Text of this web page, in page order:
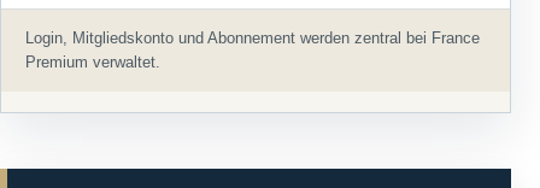
Login, Mitgliedskonto und Abonnement werden zentral bei France
Premium verwaltet.